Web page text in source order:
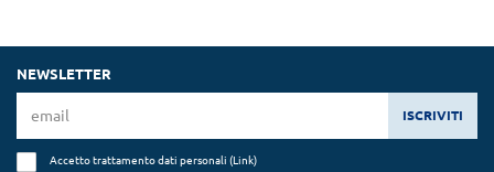
NEWSLETTER
ISCRIVITI
Accetto trattamento dati personali (Link)